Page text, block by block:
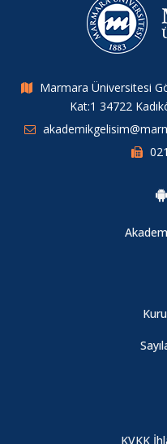
Marmara Üniversitesi
Kat:1 34722
KVKK